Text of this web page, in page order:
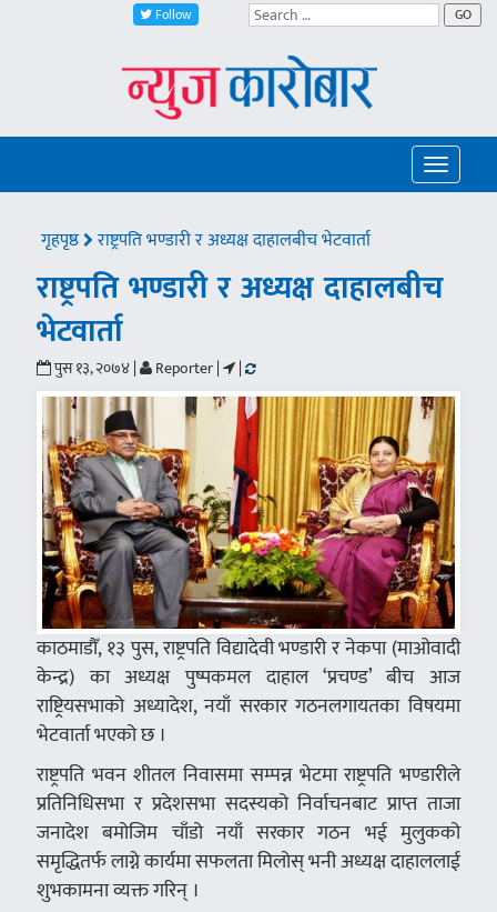
Follow GO
Toggle
गृहपृष्ठ राष्ट्रपति भण्डारी र अध्यक्ष दाहालबीच भेटवार्ता
राष्ट्रपति भण्डारी र अध्यक्ष दाहालबीच
भेटवार्ता
पुस १३, २०७४ | Reporter | |
काठमाडौँ, १३ पुस, राष्ट्रपति विद्यादेवी भण्डारी र नेकपा (माओवादी
केन्द्र) का अध्यक्ष पुष्पकमल दाहाल ‘प्रचण्ड’ बीच आज
राष्ट्रियसभाको अध्यादेश, नयाँ सरकार गठनलगायतका विषयमा
भेटवार्ता भएको छ ।
राष्ट्रपति भवन शीतल निवासमा सम्पन्न भेटमा राष्ट्रपति भण्डारीले
प्रतिनिधिसभा र प्रदेशसभा सदस्यको निर्वाचनबाट प्राप्त ताजा
जनादेश बमोजिम चाँडो नयाँ सरकार गठन भई मुलुकको
समृद्धितर्फ लाग्ने कार्यमा सफलता मिलोस् भनी अध्यक्ष दाहाललाई
शुभकामना व्यक्त गरिन् ।